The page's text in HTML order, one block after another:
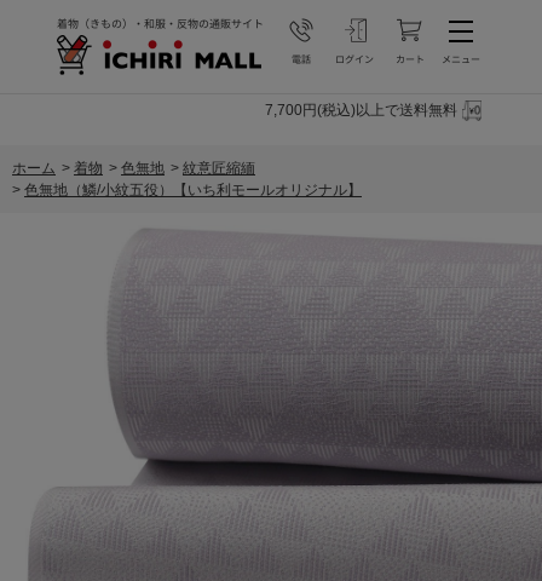
7,700円(税込)以上で送料無料
ホーム > 着物 > 色無地 > 紋意匠縮緬
> 色無地（鱗/小紋五役）【いち利モールオリジナル】